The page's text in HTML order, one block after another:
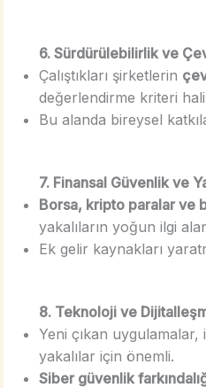
6. Sürdürülebilirlik ve
Çalıştıkları şirketlerin
değerlendirme kriteri
Bu alanda bireysel
7. Finansal Güvenlik ve
Borsa, kripto paralar ve
yakalıların yoğun ilgi
Ek gelir kaynakları
8. Teknoloji ve
Yeni çıkan
yakalılar için önemli.
Siber güvenlik